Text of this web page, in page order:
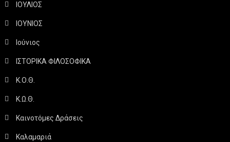
ΙΟΥΛΙΟΣ
ΙΟΥΝΙΟΣ
Ιούνιος
ΙΣΤΟΡΙΚΑ ΦΙΛΟΣΟΦΙΚΑ
Κ.Ο.Θ.
Κ.Ω.Θ.
Καινοτόμες Δράσεις
Καλαμαριά